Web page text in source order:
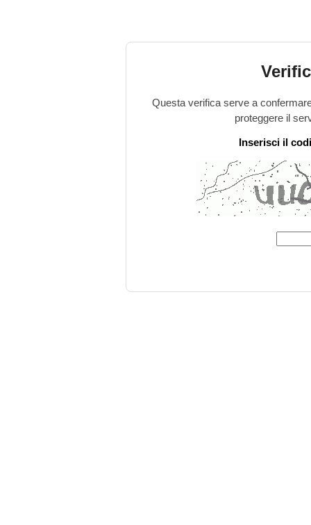
Questa verifica serve a
proteggere il
Inserisci il